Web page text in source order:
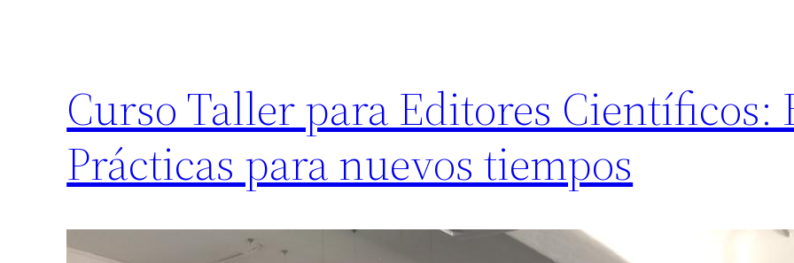
Curso Taller para Editores Científicos:
Prácticas para nuevos tiempos